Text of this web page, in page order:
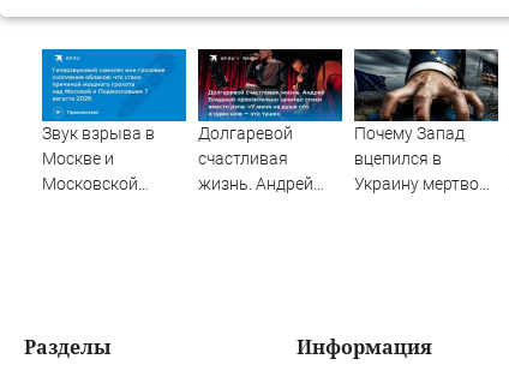
Звук взрыва в
Москве и
Московской
Долгаревой
счастливая
жизнь. Андрей
и один шов — это
Почему Запад
вцепился в
Украину мертвой
Разделы Информация